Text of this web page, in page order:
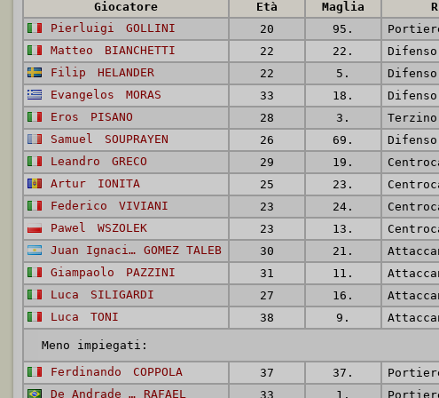
Giocatore Età Maglia
Pierluigi
GOLLINI 20 95.
Matteo
BIANCHETTI 22 22.
Filip
HELANDER 22 5.
Evangelos
MORAS 33 18.
Eros
PISANO 28 3. Terzino
Samuel
SOUPRAYEN 26 69.
Leandro
GRECO 29 19.
Artur
IONITA 25 23.
Federico
VIVIANI 23 24.
Pawel
WSZOLEK 23 13.
Juan Ignacio GOMEZ TALEB 30 21.
Giampaolo
PAZZINI 31 11.
Luca
SILIGARDI 27 16.
Luca
TONI 38 9.
Meno impiegati:
Ferdinando
COPPOLA 37 37.
De Andrade Bittencourt Pinheiro
RAFAEL 33 1.